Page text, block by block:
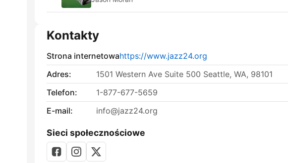
Kontakty
Strona internetowahttps://www.jazz24.org
Adres:
1501 Western Ave Suite 500 Seattle, WA, 98101
Telefon:
1-877-677-5659
E-mail:
info@jazz24.org
Sieci społecznościowe